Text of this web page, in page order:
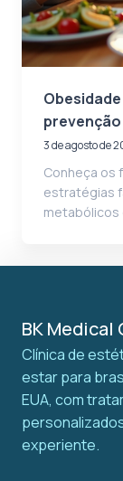
3 de agosto de
Conheça os
estratégias
metabólicos
BK Medical
Clínica de
estar para
EUA, com
experiente.